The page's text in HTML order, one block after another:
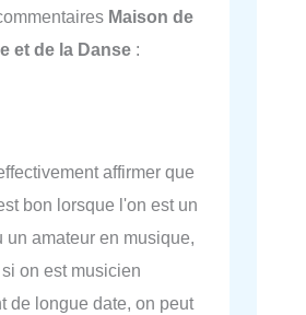
Maison de
et de la Danse :
affirmer que
bon lorsque l'on est un
un amateur en musique,
on est musicien
de longue date, on peut